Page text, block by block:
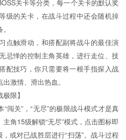
关卡等分类，每一个关卡的默认奖
级的关卡，在战斗过程中还会随机掉
点触滑动，和搭配副将战斗的最佳演
忌惮的控制主角英雄，进行走位、技
配技巧，你只需要将一根手指探入战
激情、滑出热血。
限】
闯关”，“无尽”的极限战斗模式才是真
角15级解锁“无尽”模式，点击图标即
或对已战胜层进行“扫荡”。战斗过程